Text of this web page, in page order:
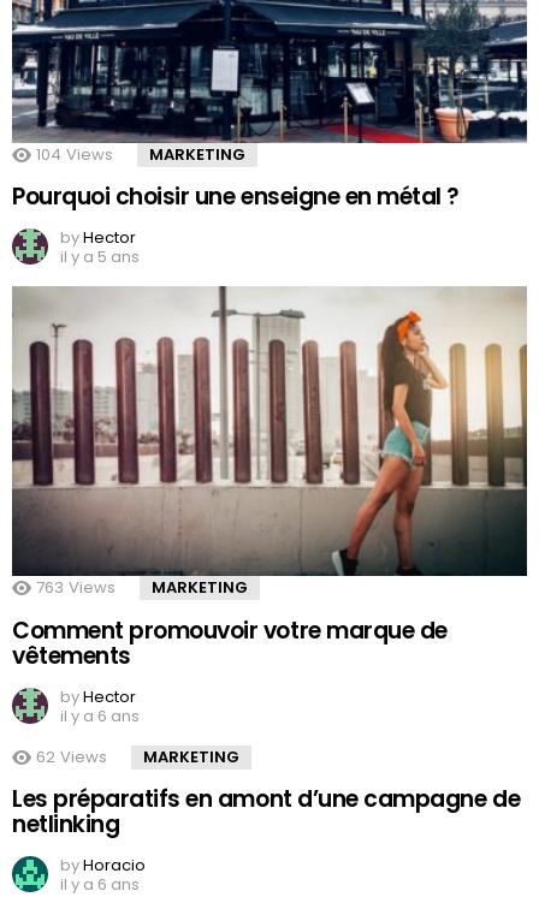
104 Views MARKETING
Pourquoi choisir une enseigne en métal ?
byHector
il y a 5 ans
763 Views MARKETING
Comment promouvoir votre marque de
vêtements
byHector
il y a 6 ans
62 Views MARKETING
Les préparatifs en amont d’une campagne de
netlinking
byHoracio
il y a 6 ans